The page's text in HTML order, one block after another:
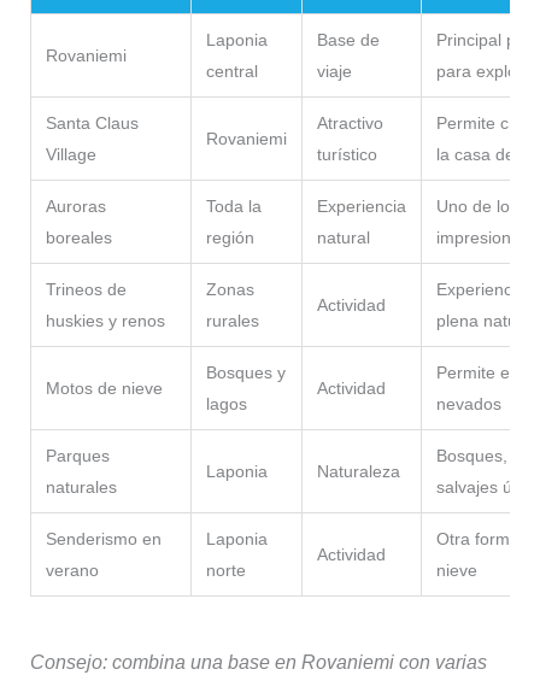
Rovaniemi
Laponia
central
Base de
viaje
Principal
para
Santa Claus
Village
Rovaniemi
Atractivo
turístico
Permite
la casa de
Auroras
boreales
Toda la
región
Experiencia
natural
Uno de los
Trineos de
huskies y renos
Zonas
rurales
Actividad
Experiencia
plena
Motos de nieve
Bosques y
lagos
Actividad
Permite
nevados
Parques
naturales
Laponia Naturaleza
Bosques,
salvajes
Senderismo en
verano
Laponia
norte
Actividad
Otra forma
nieve
Consejo: combina una base en Rovaniemi con varias